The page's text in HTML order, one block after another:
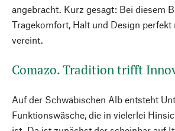
angebracht. Kurz gesagt: Bei diesem
Tragekomfort, Halt und Design perfekt
vereint.
Comazo. Tradition trifft
Auf der Schwäbischen Alb entsteht
Funktionswäsche, die in vielerlei